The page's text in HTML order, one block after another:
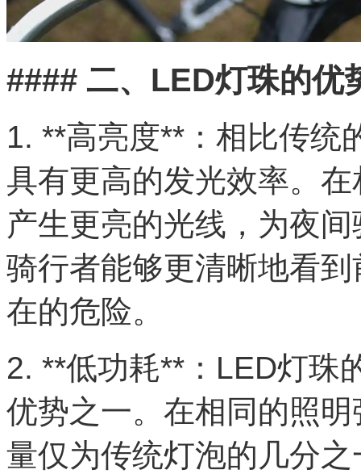
#### 二、LED灯珠的优
1. **高亮度**：相比传统
具有更高的发光效率。
产生更亮的光线，为夜
骑行者能够更清晰地看
在的危险。
2. **低功耗**：LED灯珠
优势之一。在相同的照
量仅为传统灯泡的几分